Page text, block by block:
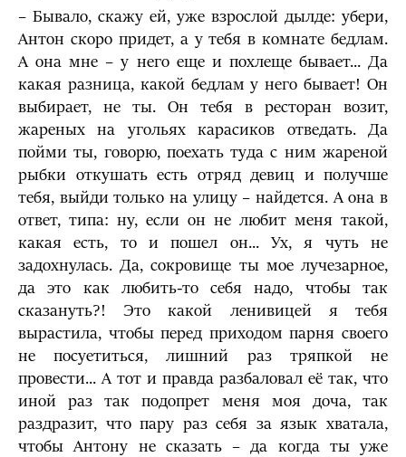
– Бывало, скажу ей, уже взрослой дылде: убери,
Антон скоро придет, а у тебя в комнате бедлам.
А она мне – у него еще и похлеще бывает... Да
какая разница, какой бедлам у него бывает! Он
выбирает, не ты. Он тебя в ресторан возит,
жареных на угольях карасиков отведать. Да
пойми ты, говорю, поехать туда с ним жареной
рыбки откушать есть отряд девиц и получше
тебя, выйди только на улицу – найдется. А она в
ответ, типа: ну, если он не любит меня такой,
какая есть, то и пошел он... Ух, я чуть не
задохнулась. Да, сокровище ты мое лучезарное,
да это как любить-то себя надо, чтобы так
сказануть?! Это какой ленивицей я тебя
вырастила, чтобы перед приходом парня своего
не посуетиться, лишний раз тряпкой не
провести... А тот и правда разбаловал её так, что
иной раз так подопрет меня моя доча, так
раздразит, что пару раз себя за язык хватала,
чтобы Антону не сказать – да когда ты уже